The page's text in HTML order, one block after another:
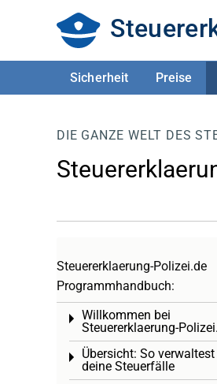
Sicherheit Preise
DIE GANZE WELT DES
Steuererklaerung-Polizei.de
Programmhandbuch:
Willkommen bei
Steuererklaerung-
Toggle menu
Übersicht: So verwaltest
deine Steuerfälle
Toggle menu